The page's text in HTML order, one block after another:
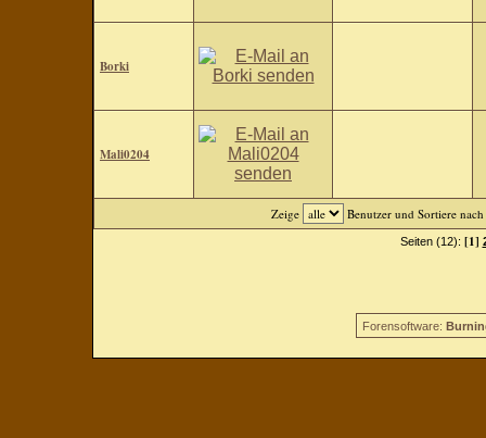
Borki
Mali0204
Zeige Benutzer und Sortiere nach
Seiten (12): [1]
Forensoftware: